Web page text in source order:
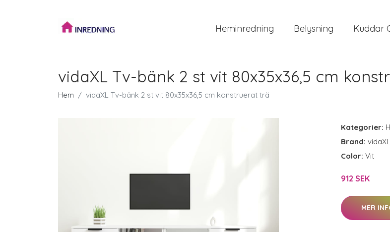
Heminredning Belysning Kuddar
vidaXL Tv-bänk 2 st vit 80x35x36,5 cm
Hem vidaXL Tv-bänk 2 st vit 80x35x36,5 cm konstruerat trä
Kategorier:
Brand: vidaXL
Color: Vit
912 SEK
MER